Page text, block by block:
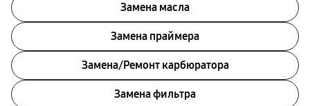
Замена масла
Замена праймера
Замена/Pемонт карбюратора
Замена фильтра